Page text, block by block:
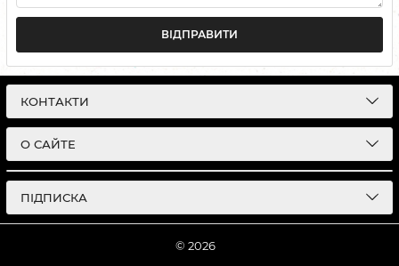
ВІДПРАВИТИ
КОНТАКТИ
О САЙТЕ
ПІДПИСКА
© 2026